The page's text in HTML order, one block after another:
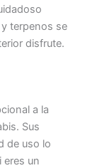
terpenos se
disfrute.
a la
Sus
de uso lo
un